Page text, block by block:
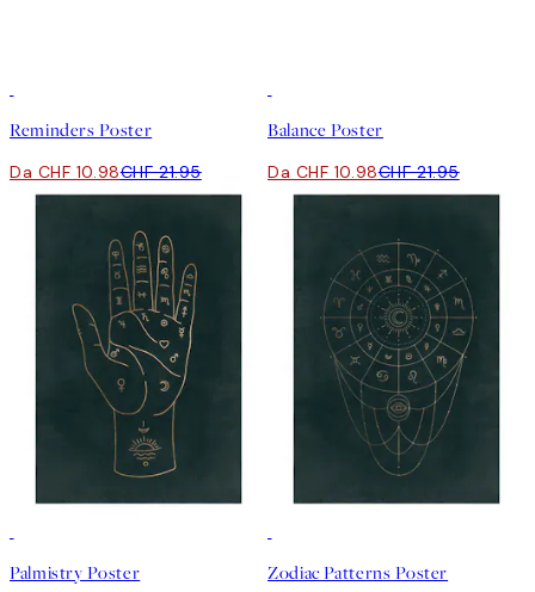
Reminders Poster
Da CHF 10.98CHF 21.95
Balance Poster
Da CHF 10.98CHF 21.95
Palmistry Poster Zodiac Patterns Poster